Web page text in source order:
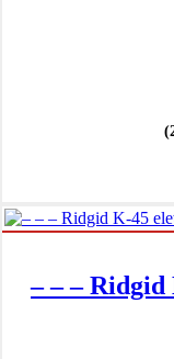
(
– – –